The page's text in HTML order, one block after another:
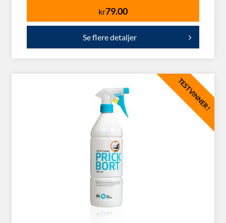
kr79.00
Se flere detaljer
TESTVINNER!